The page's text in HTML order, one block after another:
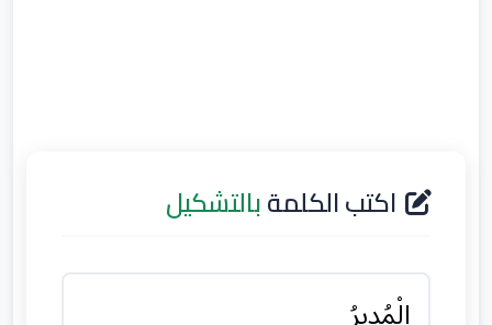
اكتب الكلمةبالتشكيل